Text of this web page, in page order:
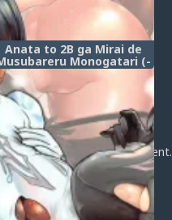
Anata to 2B ga Mirai de
Monogatari (-
Breaking The Curse-)
Post a comment
orregisterto post a comment.
Добавить комментарий